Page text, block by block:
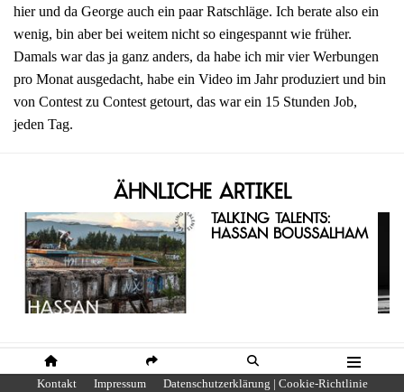
HOME SHARE SUCHE MENÜ
hier und da George auch ein paar Ratschläge. Ich berate also ein
wenig, bin aber bei weitem nicht so eingespannt wie früher.
Damals war das ja ganz anders, da habe ich mir vier Werbungen
pro Monat ausgedacht, habe ein Video im Jahr produziert und bin
von Contest zu Contest getourt, das war ein 15 Stunden Job,
jeden Tag.
Ähnliche Artikel
Talking Talents:
Hassan Boussalham
Kontakt Impressum Datenschutzerklärung | Cookie-Richtlinie